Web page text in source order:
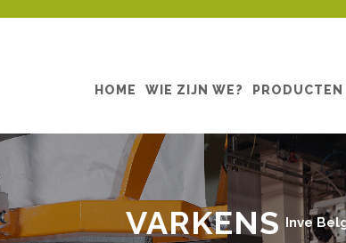
HOME WIE ZIJN WE? PRODUCTEN
VARKENS Inve